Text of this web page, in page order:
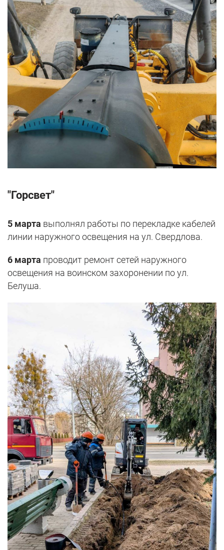
"Горсвет"
5 марта выполнял работы по перекладке кабелей
линии наружного освещения на ул. Свердлова.
6 марта проводит ремонт сетей наружного
освещения на воинском захоронении по ул.
Белуша.